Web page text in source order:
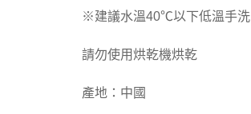
※建議水溫40℃以下低溫手洗
請勿使用烘乾機烘乾
產地：中國